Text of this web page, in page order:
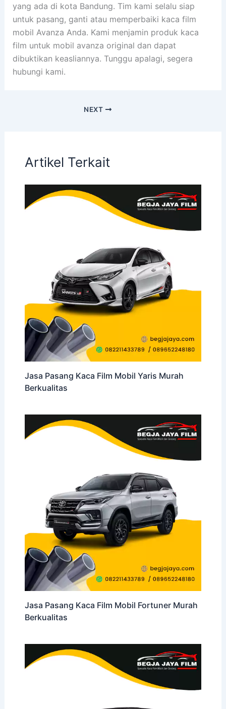
yang ada di kota Bandung. Tim kami selalu siap
untuk pasang, ganti atau memperbaiki kaca film
mobil Avanza Anda. Kami menjamin produk kaca
film untuk mobil avanza original dan dapat
dibuktikan keasliannya. Tunggu apalagi, segera
hubungi kami.
NEXT
Artikel Terkait
Jasa Pasang Kaca Film Mobil Yaris Murah
Berkualitas
Jasa Pasang Kaca Film Mobil Fortuner Murah
Berkualitas